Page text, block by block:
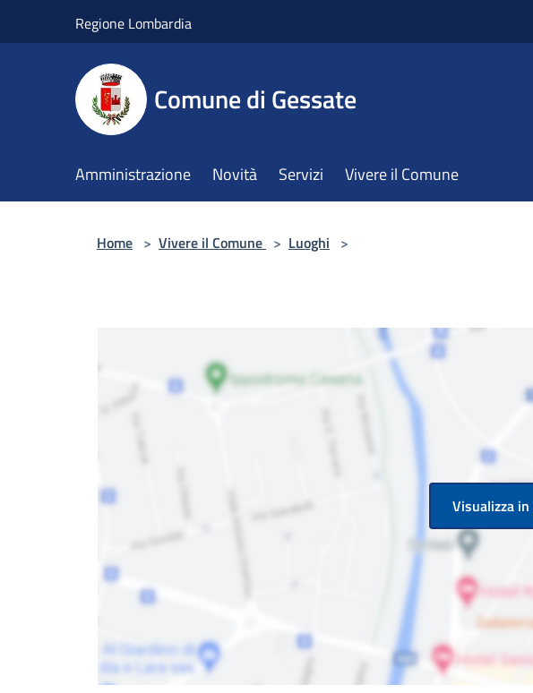
Regione Lombardia
Comune di Gessate
Amministrazione Novità Servizi Vivere il Comune
Home > Vivere il Comune > Luoghi >
Visualizza